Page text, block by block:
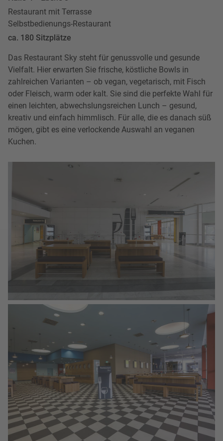
Restaurant mit Terrasse
Selbstbedienungs-Restaurant
ca. 180 Sitzplätze
Das Restaurant Sky steht für genussvolle und gesunde
Vielfalt. Hier erwarten Sie frische, köstliche Bowls in
zahlreichen Varianten – ob vegan, vegetarisch, mit Fisch
oder Fleisch, warm oder kalt. Sie sind die perfekte Wahl für
einen leichten, abwechslungsreichen Lunch – gesund,
kreativ und einfach himmlisch. Für alle, die es danach süß
mögen, gibt es eine verlockende Auswahl an veganen
Kuchen.